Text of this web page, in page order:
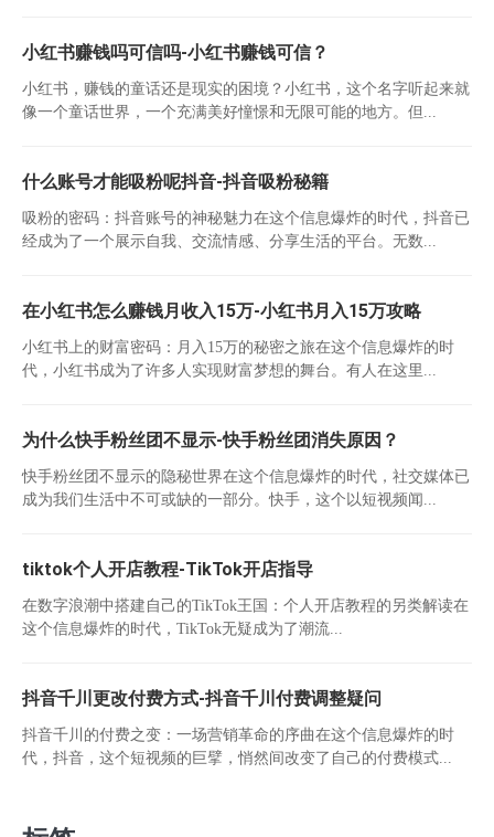
小红书赚钱吗可信吗-小红书赚钱可信？
小红书，赚钱的童话还是现实的困境？小红书，这个名字听起来就
像一个童话世界，一个充满美好憧憬和无限可能的地方。但...
什么账号才能吸粉呢抖音-抖音吸粉秘籍
吸粉的密码：抖音账号的神秘魅力在这个信息爆炸的时代，抖音已
经成为了一个展示自我、交流情感、分享生活的平台。无数...
在小红书怎么赚钱月收入15万-小红书月入15万攻略
小红书上的财富密码：月入15万的秘密之旅在这个信息爆炸的时
代，小红书成为了许多人实现财富梦想的舞台。有人在这里...
为什么快手粉丝团不显示-快手粉丝团消失原因？
快手粉丝团不显示的隐秘世界在这个信息爆炸的时代，社交媒体已
成为我们生活中不可或缺的一部分。快手，这个以短视频闻...
tiktok个人开店教程-TikTok开店指导
在数字浪潮中搭建自己的TikTok王国：个人开店教程的另类解读在
这个信息爆炸的时代，TikTok无疑成为了潮流...
抖音千川更改付费方式-抖音千川付费调整疑问
抖音千川的付费之变：一场营销革命的序曲在这个信息爆炸的时
代，抖音，这个短视频的巨擘，悄然间改变了自己的付费模式...